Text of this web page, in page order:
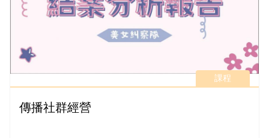
課程
傳播社群經營